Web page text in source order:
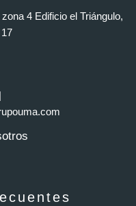
4 Edificio el Triángulo,